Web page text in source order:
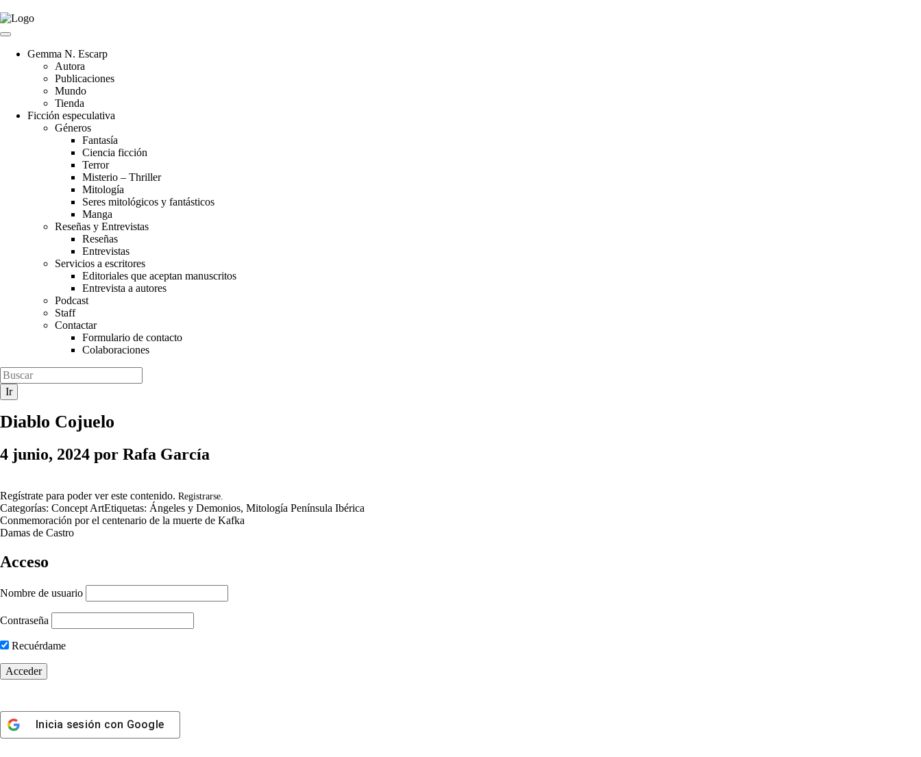
Gemma N. Escarp
Autora
Publicaciones
Mundo
Tienda
Ficción especulativa
Géneros
Fantasía
Ciencia ficción
Terror
Misterio – Thriller
Mitología
Seres mitológicos y fantásticos
Manga
Reseñas y Entrevistas
Reseñas
Entrevistas
Servicios a escritores
Editoriales que aceptan manuscritos
Entrevista a autores
Podcast
Staff
Contactar
Formulario de contacto
Colaboraciones
Diablo Cojuelo
4 junio, 2024 por Rafa García
Regístrate para poder ver este contenido. Registrarse.
Categorías: Concept ArtEtiquetas: Ángeles y Demonios, Mitología Península Ibérica
Conmemoración por el centenario de la muerte de Kafka
Damas de Castro
Acceso
Nombre de usuario
Contraseña
Recuérdame
Inicia sesión con Google